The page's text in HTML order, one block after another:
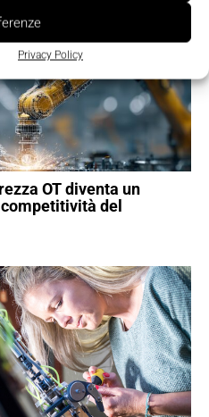
Privacy Policy
OT diventa un
del